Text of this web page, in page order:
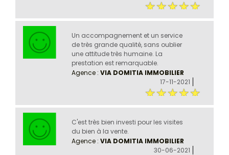
Un accompagnement et un service
de très grande qualité, sans oublier
une attitude très humaine. La
prestation est remarquable.
Agence : VIA DOMITIA IMMOBILIER
17-11-2021
C'est très bien investi pour les visites
du bien à la vente.
Agence : VIA DOMITIA IMMOBILIER
30-06-2021